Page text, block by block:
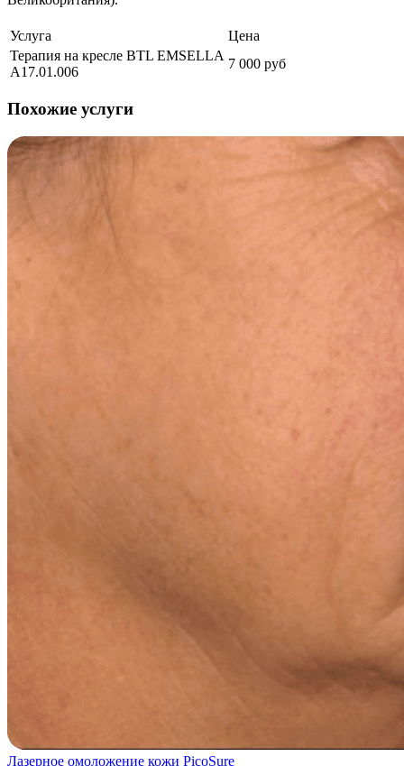
Услуга
Цена
Терапия на кресле BTL EMSELLA
А17.01.006
7 000 руб
Похожие услуги
Лазерное омоложение кожи PicoSure